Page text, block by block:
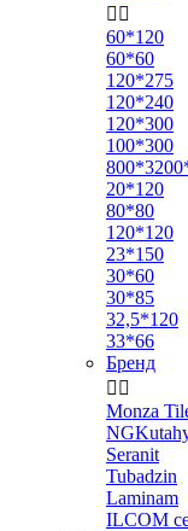
 
60*120
60*60
120*275
120*240
120*300
100*300
20*120
80*80
120*120
23*150
30*60
30*85
32,5*120
33*66
Бренд
 
Monza
Seranit
Tubadzin
Laminam
ILCOM